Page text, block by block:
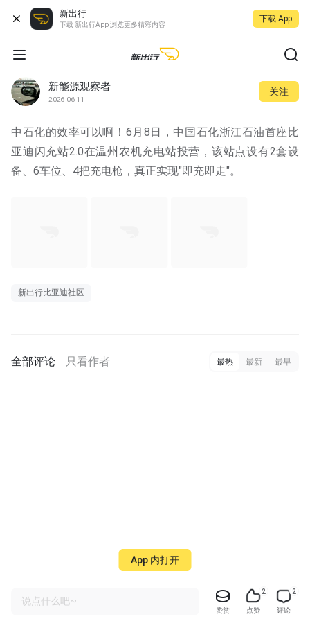
新出行
下载 新出行App 浏览更多精彩内容
下载 App
新能源观察者
2026-06-11
关注
中石化的效率可以啊！6月8日，中国石化浙江石油首座比
亚迪闪充站2.0在温州农机充电站投营，该站点设有2套设
备、6车位、4把充电枪，真正实现"即充即走"。
新出行比亚迪社区
全部评论 只看作者 最热 最新 最早
说点什么吧~
赞赏
2
点赞
2
评论
App 内打开